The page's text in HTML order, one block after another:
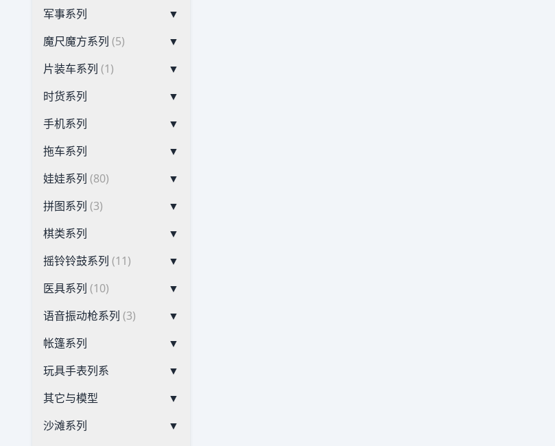
军事系列
▼
魔尺魔方系列 (5)
▼
片装车系列 (1)
▼
时货系列
▼
手机系列
▼
拖车系列
▼
娃娃系列 (80)
▼
拼图系列 (3)
▼
棋类系列
▼
摇铃铃鼓系列 (11)
▼
医具系列 (10)
▼
语音振动枪系列 (3)
▼
帐篷系列
▼
玩具手表列系
▼
其它与模型
▼
沙滩系列
▼